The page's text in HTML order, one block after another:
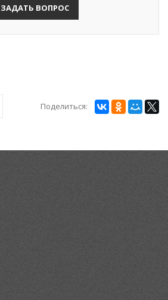
ЗАДАТЬ ВОПРОС
Поделиться: